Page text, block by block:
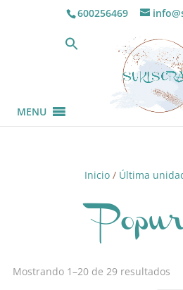
600256469
MENU
Inicio / Última
Mostrando 1–20 de 29 resultados